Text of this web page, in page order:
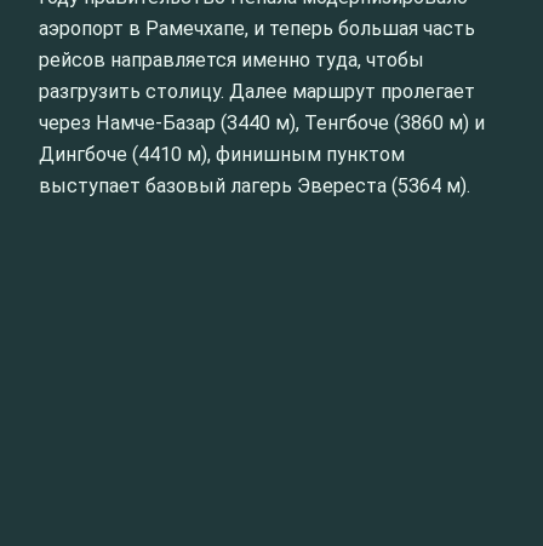
аэропорт в Рамечхапе, и теперь большая часть
рейсов направляется именно туда, чтобы
разгрузить столицу. Далее маршрут пролегает
через Намче-Базар (3440 м), Тенгбоче (3860 м) и
Дингбоче (4410 м), финишным пунктом
выступает базовый лагерь Эвереста (5364 м).